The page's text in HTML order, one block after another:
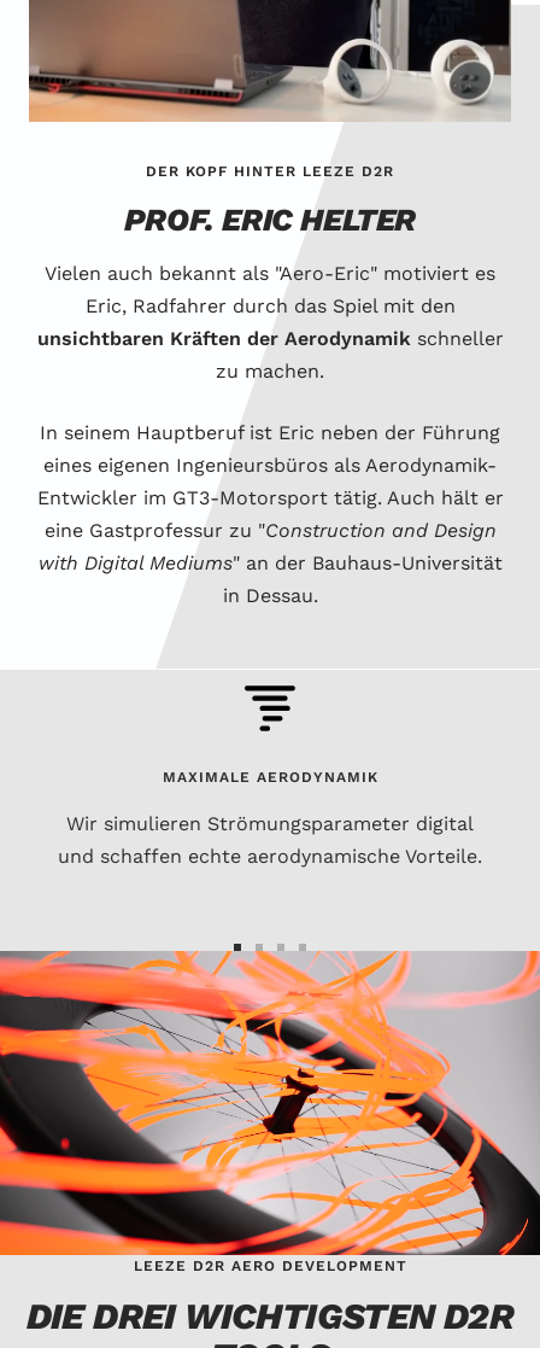
DER KOPF HINTER LEEZE D2R
PROF. ERIC HELTER
Vielen auch bekannt als "Aero-Eric" motiviert es
Eric, Radfahrer durch das Spiel mit den
unsichtbaren Kräften der Aerodynamik schneller
zu machen.
In seinem Hauptberuf ist Eric neben der Führung
eines eigenen Ingenieursbüros als Aerodynamik-
Entwickler im GT3-Motorsport tätig. Auch hält er
eine Gastprofessur zu "Construction and Design
with Digital Mediums" an der Bauhaus-Universität
in Dessau.
MAXIMALE AERODYNAMIK
Wir simulieren Strömungsparameter digital
und schaffen echte aerodynamische Vorteile.
Zur
Slide
1
gehen
Zur
Slide
2
gehen
Zur
Slide
3
gehen
Zur
Slide
4
gehen
LEEZE D2R AERO DEVELOPMENT
DIE DREI WICHTIGSTEN D2R